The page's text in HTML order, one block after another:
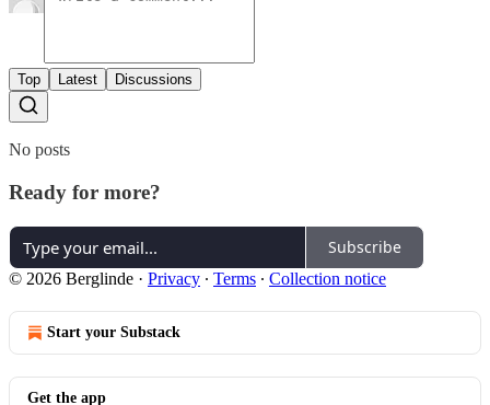
Top Latest Discussions
No posts
Ready for more?
Subscribe
© 2026 Berglinde · Privacy ∙ Terms ∙ Collection notice
Start your Substack
Get the app